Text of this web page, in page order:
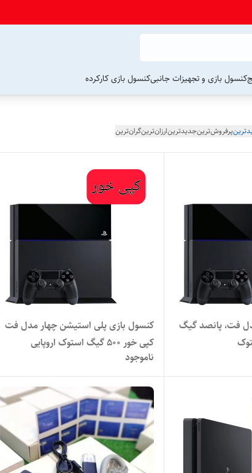
کنسول بازی و تجهیزات جانبیکنسول بازی کارکرده
پرفروش‌ترینجدیدترینارزان‌ترینگران‌ترین
فت، پانصد گیگ
کنسول بازی پلی استیشن چهار مدل فت
کپی خور 500 گیگ استوک اروپایی
ناموجود